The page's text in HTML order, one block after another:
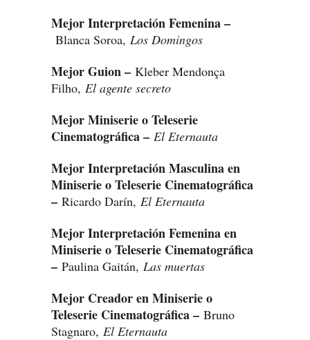
Mejor Interpretación Femenina –
Blanca Soroa, Los Domingos
Mejor Guion – Kleber Mendonça
Filho, El agente secreto
Mejor Miniserie o Teleserie
Cinematográfica – El Eternauta
Mejor Interpretación Masculina en
Miniserie o Teleserie Cinematográfica
– Ricardo Darín, El Eternauta
Mejor Interpretación Femenina en
Miniserie o Teleserie Cinematográfica
– Paulina Gaitán, Las muertas
Mejor Creador en Miniserie o
Teleserie Cinematográfica – Bruno
Stagnaro, El Eternauta